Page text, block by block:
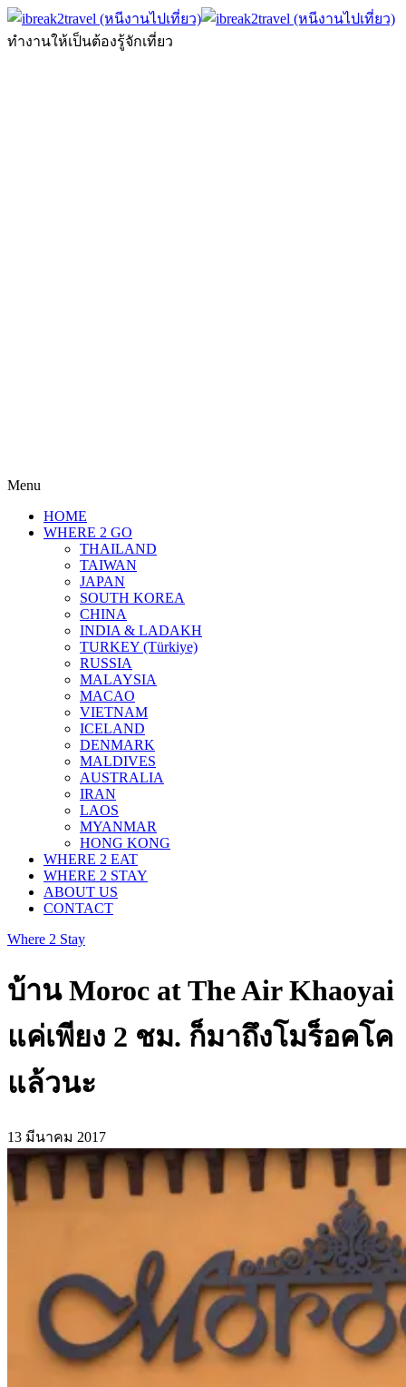
ทำงานให้เป็นต้องรู้จักเที่ยว
Menu
HOME
WHERE 2 GO
THAILAND
TAIWAN
JAPAN
SOUTH KOREA
CHINA
INDIA & LADAKH
TURKEY (Türkiye)
RUSSIA
MALAYSIA
MACAO
VIETNAM
ICELAND
DENMARK
MALDIVES
AUSTRALIA
IRAN
LAOS
MYANMAR
HONG KONG
WHERE 2 EAT
WHERE 2 STAY
ABOUT US
CONTACT
Where 2 Stay
บ้าน Moroc at The Air Khaoyai
แค่เพียง 2 ชม. ก็มาถึงโมร็อคโค
แล้วนะ
13 มีนาคม 2017